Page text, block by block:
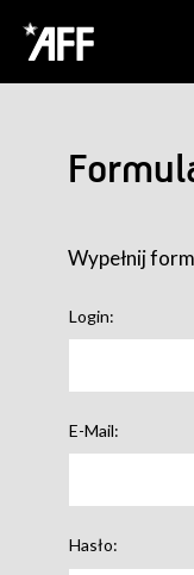
Wypełnij
Login:
E-Mail:
Hasło: